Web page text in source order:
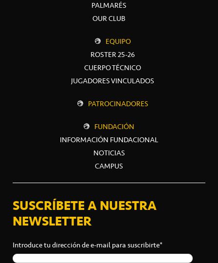
PALMARÉS
OUR CLUB
EQUIPO
ROSTER 25-26
CUERPO TÉCNICO
JUGADORES VINCULADOS
PATROCINADORES
FUNDACIÓN
INFORMACIÓN FUNDACIONAL
NOTICIAS
CAMPUS
SUSCRÍBETE A NUESTRA
NEWSLETTER
Introduce tu dirección de e-mail para suscribirte*